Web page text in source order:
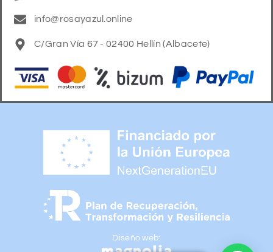
info@rosayazul.online
C/Gran Vía 67 - 02400 Hellín (Albacete)
Diseño web: